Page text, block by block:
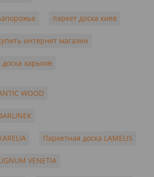
паркет доска киев
интернет магазин
харьков
WOOD
Паркетная доска LAMELIS
VENETIA